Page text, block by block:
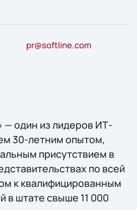
pr@softline.com
один из лидеров ИТ-
30-летним опытом,
присутствием в
по всей
к квалифицированным
в штате свыше 11 000